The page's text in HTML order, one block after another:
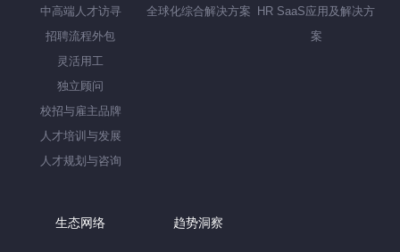
中高端人才访寻
招聘流程外包
灵活用工
独立顾问
校招与雇主品牌
人才培训与发展
人才规划与咨询
全球化综合解决方案
HR SaaS应用及解决方
案
生态网络 趋势洞察